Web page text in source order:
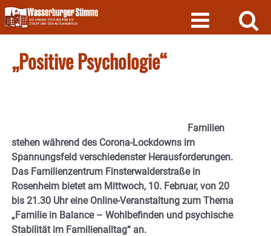
Skip
to
content
„Positive Psychologie“
Familien
stehen während des Corona-Lockdowns im
Spannungsfeld verschiedenster Herausforderungen.
Das Familienzentrum Finsterwalderstraße in
Rosenheim bietet am Mittwoch, 10. Februar, von 20
bis 21.30 Uhr eine Online-Veranstaltung zum Thema
„Familie in Balance – Wohlbefinden und psychische
Stabilität im Familienalltag“ an.